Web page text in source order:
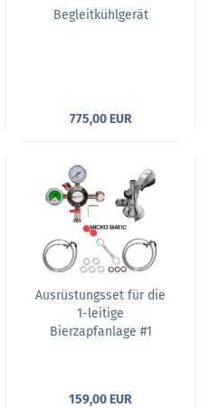
Begleitkühlgerät
775,00 EUR
Ausrüstungsset für die
1-leitige
Bierzapfanlage #1
159,00 EUR